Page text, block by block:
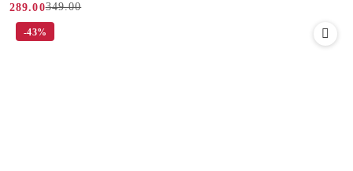
Cena
promocyjna:
289.00
Cena
przed
349.00
-43%